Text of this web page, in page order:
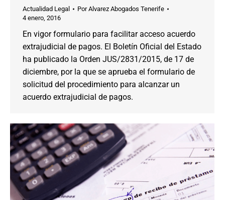
Actualidad Legal PorAlvarez Abogados Tenerife
4 enero, 2016
En vigor formulario para facilitar acceso acuerdo
extrajudicial de pagos. El Boletín Oficial del Estado
ha publicado la Orden JUS/2831/2015, de 17 de
diciembre, por la que se aprueba el formulario de
solicitud del procedimiento para alcanzar un
acuerdo extrajudicial de pagos.